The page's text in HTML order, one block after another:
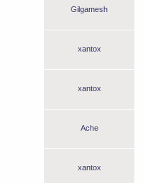
Gilgamesh
xantox
xantox
Ache
xantox